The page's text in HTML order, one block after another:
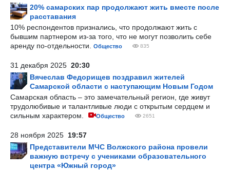
20% самарских пар продолжают жить вместе после
расставания
10% респондентов признались, что продолжают жить с
бывшим партнером из-за того, что не могут позволить себе
аренду по-отдельности.
Общество 835
31 декабря 2025 20:30
Вячеслав Федорищев поздравил жителей
Самарской области с наступающим Новым Годом
Самарская область – это замечательный регион, где живут
трудолюбивые и талантливые люди с открытым сердцем и
сильным характером.
Общество 2651
28 ноября 2025 19:57
Представители МЧС Волжского района провели
важную встречу с учениками образовательного
центра «Южный город»